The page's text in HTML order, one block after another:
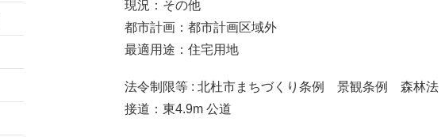
現況：その他
都市計画：都市計画区域外
最適用途：住宅用地
法令制限等 : 北杜市まちづくり条例 景観条例 森林
接道：東4.9m 公道